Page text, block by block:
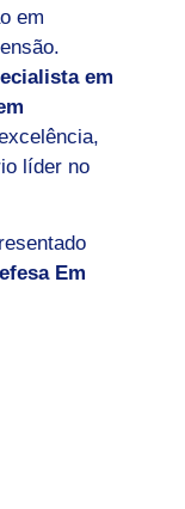
em
em
líder no
Em